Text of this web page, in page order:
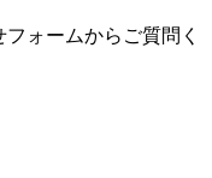
ォームからご質問く